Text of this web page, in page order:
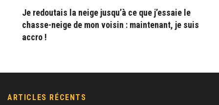
Je redoutais la neige jusqu’à ce que j’essaie le
chasse-neige de mon voisin : maintenant, je suis
accro !
ARTICLES RÉCENTS